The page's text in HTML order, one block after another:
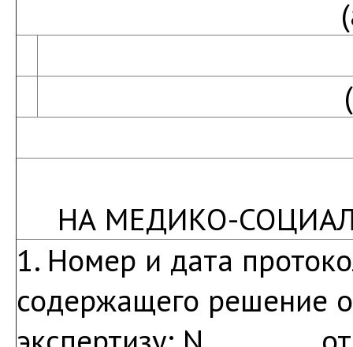
НА МЕДИКО-
1. Номер и дата
содержащего решение